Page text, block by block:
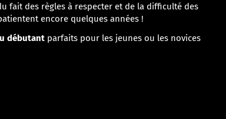
fait des règles à respecter et de la difficulté des
encore quelques années !
débutant parfaits pour les jeunes ou les novices